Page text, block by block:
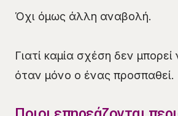
Όχι όμως άλλη αναβολή.
Γιατί καμία σχέση δεν μπορεί
όταν μόνο ο ένας προσπαθεί.